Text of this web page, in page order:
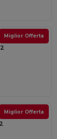
Miglior Offerta
Miglior Offerta